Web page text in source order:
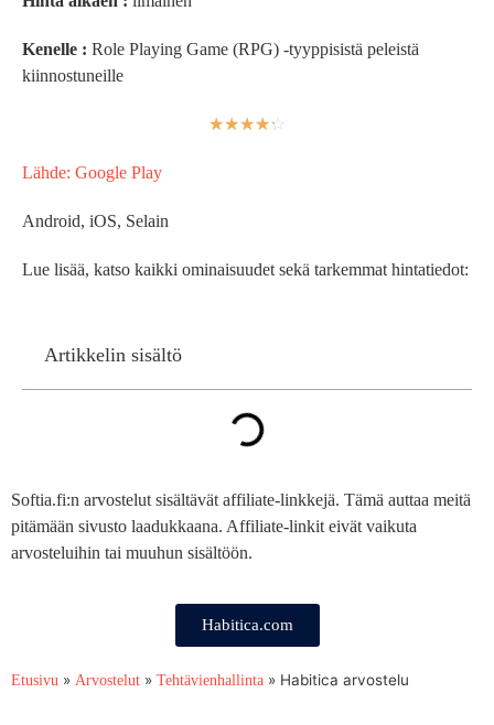
Artikkelin sisältö
Kenelle : Role Playing Game (RPG) -tyyppisistä peleistä
kiinnostuneille
☆☆☆☆☆
Lähde: Google Play
Android, iOS, Selain
Lue lisää, katso kaikki ominaisuudet sekä tarkemmat hintatiedot:
Softia.fi:n arvostelut sisältävät affiliate-linkkejä. Tämä auttaa meitä
pitämään sivusto laadukkaana. Affiliate-linkit eivät vaikuta
arvosteluihin tai muuhun sisältöön.
Habitica.com
Etusivu » Arvostelut » Tehtävienhallinta » Habitica arvostelu